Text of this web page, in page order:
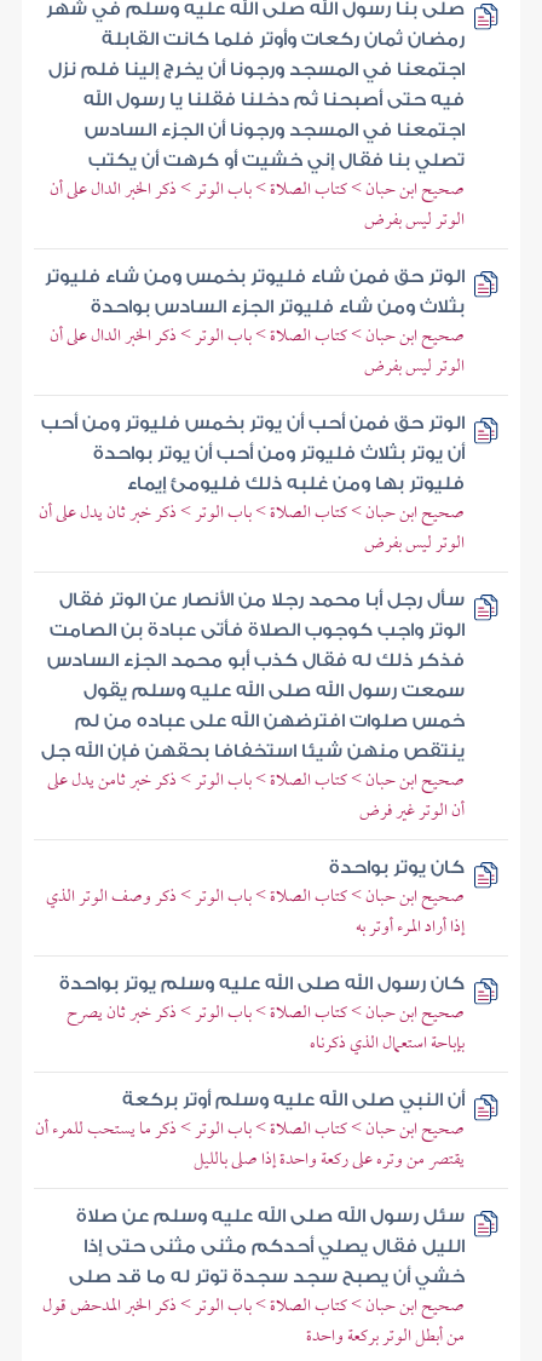
صلى بنا رسول الله صلى الله عليه وسلم في شهر
رمضان ثمان ركعات وأوتر فلما كانت القابلة
اجتمعنا في المسجد ورجونا أن يخرج إلينا فلم نزل
فيه حتى أصبحنا ثم دخلنا فقلنا يا رسول الله
اجتمعنا في المسجد ورجونا أن الجزء السادس
تصلي بنا فقال إني خشيت أو كرهت أن يكتب
صحيح ابن حبان > كتاب الصلاة > باب الوتر > ذكر الخبر الدال على أن
الوتر ليس بفرض
الوتر حق فمن شاء فليوتر بخمس ومن شاء فليوتر
بثلاث ومن شاء فليوتر الجزء السادس بواحدة
صحيح ابن حبان > كتاب الصلاة > باب الوتر > ذكر الخبر الدال على أن
الوتر ليس بفرض
الوتر حق فمن أحب أن يوتر بخمس فليوتر ومن أحب
أن يوتر بثلاث فليوتر ومن أحب أن يوتر بواحدة
فليوتر بها ومن غلبه ذلك فليومئ إيماء
صحيح ابن حبان > كتاب الصلاة > باب الوتر > ذكر خبر ثان يدل على أن
الوتر ليس بفرض
سأل رجل أبا محمد رجلا من الأنصار عن الوتر فقال
الوتر واجب كوجوب الصلاة فأتى عبادة بن الصامت
فذكر ذلك له فقال كذب أبو محمد الجزء السادس
سمعت رسول الله صلى الله عليه وسلم يقول
خمس صلوات افترضهن الله على عباده من لم
ينتقص منهن شيئا استخفافا بحقهن فإن الله جل
صحيح ابن حبان > كتاب الصلاة > باب الوتر > ذكر خبر ثامن يدل على
أن الوتر غير فرض
كان يوتر بواحدة
صحيح ابن حبان > كتاب الصلاة > باب الوتر > ذكر وصف الوتر الذي
إذا أراد المرء أوتر به
كان رسول الله صلى الله عليه وسلم يوتر بواحدة
صحيح ابن حبان > كتاب الصلاة > باب الوتر > ذكر خبر ثان يصرح
بإباحة استعمال الذي ذكرناه
أن النبي صلى الله عليه وسلم أوتر بركعة
صحيح ابن حبان > كتاب الصلاة > باب الوتر > ذكر ما يستحب للمرء أن
يقتصر من وتره على ركعة واحدة إذا صلى بالليل
سئل رسول الله صلى الله عليه وسلم عن صلاة
الليل فقال يصلي أحدكم مثنى مثنى حتى إذا
خشي أن يصبح سجد سجدة توتر له ما قد صلى
صحيح ابن حبان > كتاب الصلاة > باب الوتر > ذكر الخبر المدحض قول
من أبطل الوتر بركعة واحدة